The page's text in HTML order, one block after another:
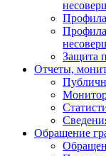
Защита
Отчеты,
Обращение